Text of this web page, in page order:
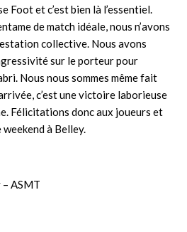
Foot et c’est bien là l’essentiel.
de match idéale, nous n’avons
collective. Nous avons
sur le porteur pour
Nous nous sommes même fait
c’est une victoire laborieuse
Félicitations donc aux joueurs et
à Belley.
ASMT